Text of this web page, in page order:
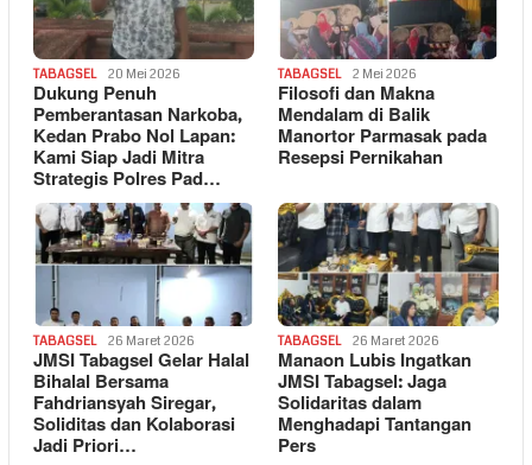
TABAGSEL 20 Mei 2026
Dukung Penuh
Pemberantasan Narkoba,
Kedan Prabo Nol Lapan:
Kami Siap Jadi Mitra
Strategis Polres Pad…
TABAGSEL 2 Mei 2026
Filosofi dan Makna
Mendalam di Balik
Manortor Parmasak pada
Resepsi Pernikahan
TABAGSEL 26 Maret 2026
JMSI Tabagsel Gelar Halal
Bihalal Bersama
Fahdriansyah Siregar,
Soliditas dan Kolaborasi
Jadi Priori…
TABAGSEL 26 Maret 2026
Manaon Lubis Ingatkan
JMSI Tabagsel: Jaga
Solidaritas dalam
Menghadapi Tantangan
Pers